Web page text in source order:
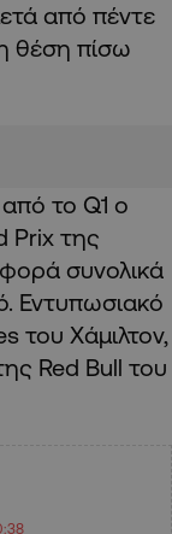
από πέντε
θέση πίσω
το Q1 ο
Prix της
φορά συνολικά
Εντυπωσιακό
του Χάμιλτον,
Red Bull του